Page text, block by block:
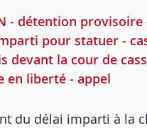
- détention
pour statuer -
devant la cour de
en liberté - appel
du délai imparti à la